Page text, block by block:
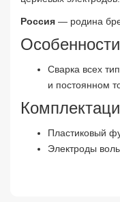
Россия — родина
Cварка всех
и постоянном
Пластиковый
Электроды
файл